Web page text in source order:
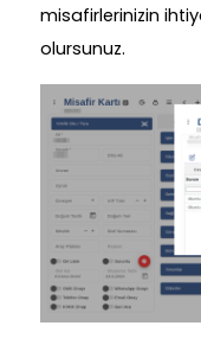
misafirlerinizin
olursunuz.